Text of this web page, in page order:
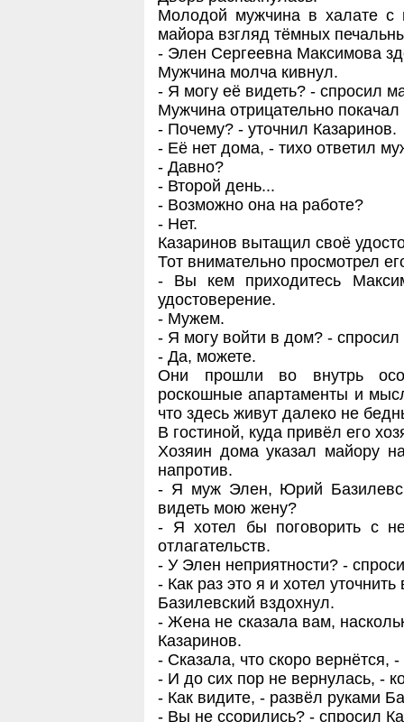
Молодой мужчина в халате с
майора взгляд тёмных
- Элен Сергеевна Максимова
Мужчина молча кивнул.
- Я могу её видеть? - спросил
Мужчина отрицательно покачал
- Почему? - уточнил Казаринов.
- Её нет дома, - тихо ответил
- Давно?
- Второй день...
- Возможно она на работе?
- Нет.
Казаринов вытащил своё
Тот внимательно просмотрел
- Вы кем приходитесь
удостоверение.
- Мужем.
- Я могу войти в дом? -
- Да, можете.
Они прошли во внутрь
роскошные апартаменты и
что здесь живут далеко не
В гостиной, куда привёл его
Хозяин дома указал майору
напротив.
- Я муж Элен, Юрий
видеть мою жену?
- Я хотел бы поговорить с
отлагательств.
- У Элен неприятности? -
- Как раз это я и хотел
Базилевский вздохнул.
- Жена не сказала вам,
Казаринов.
- Сказала, что скоро вернётся,
- И до сих пор не вернулась, -
- Как видите, - развёл руками
- Вы не ссорились? - спросил